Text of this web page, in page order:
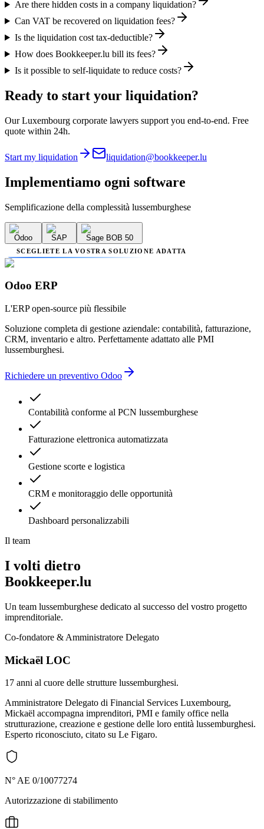
Are there hidden costs in a company liquidation?
Can VAT be recovered on liquidation fees?
Is the liquidation cost tax-deductible?
How does Bookkeeper.lu bill its fees?
Is it possible to self-liquidate to reduce costs?
Ready to start your liquidation?
Our Luxembourg corporate lawyers support you end-to-end. Free
quote within 24h.
Start my liquidation liquidation@bookkeeper.lu
Implementiamo ogni software
Semplificazione della complessità lussemburghese
Odoo SAP Sage BOB 50
SCEGLIETE LA VOSTRA SOLUZIONE ADATTA
Odoo ERP
L'ERP open-source più flessibile
Soluzione completa di gestione aziendale: contabilità, fatturazione,
CRM, inventario e altro. Perfettamente adattato alle PMI
lussemburghesi.
Richiedere un preventivo Odoo
Contabilità conforme al PCN lussemburghese
Fatturazione elettronica automatizzata
Gestione scorte e logistica
CRM e monitoraggio delle opportunità
Dashboard personalizzabili
Il team
I volti dietro
Bookkeeper.lu
Un team lussemburghese dedicato al successo del vostro progetto
imprenditoriale.
Co-fondatore & Amministratore Delegato
Mickaël LOC
17 anni al cuore delle strutture lussemburghesi.
Amministratore Delegato di Financial Services Luxembourg,
Mickaël accompagna imprenditori, PMI e family office nella
strutturazione, creazione e gestione delle loro entità lussemburghesi.
Esperto riconosciuto, citato su Le Figaro.
N° AE 0/10077274
Autorizzazione di stabilimento